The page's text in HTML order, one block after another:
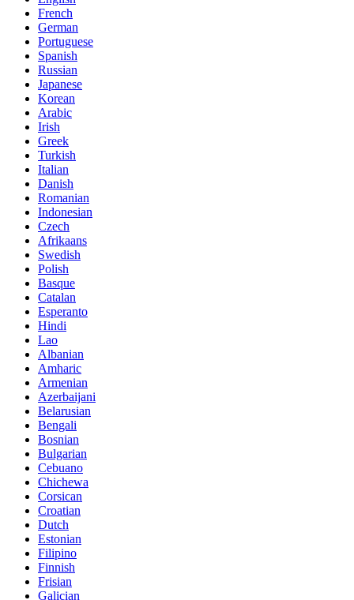
French
German
Portuguese
Spanish
Russian
Japanese
Korean
Arabic
Irish
Greek
Turkish
Italian
Danish
Romanian
Indonesian
Czech
Afrikaans
Swedish
Polish
Basque
Catalan
Esperanto
Hindi
Lao
Albanian
Amharic
Armenian
Azerbaijani
Belarusian
Bengali
Bosnian
Bulgarian
Cebuano
Chichewa
Corsican
Croatian
Dutch
Estonian
Filipino
Finnish
Frisian
Galician